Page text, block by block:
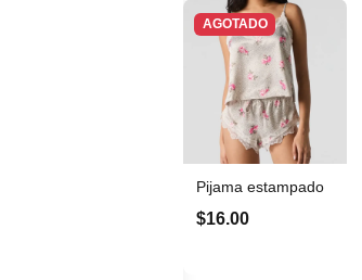
AGOTADO
Pijama estampado
$16.00